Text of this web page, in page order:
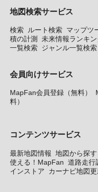
地図検索サービス
検索 ルート検索 マップツ
積の計測
未来情報ランキ
一覧検索 ジャンル一覧検索
会員向けサービス
MapFan会員登録（無料）
料）
コンテンツサービス
最新地図情報 地図から探す
使える！MapFan 道路走行
インストア
カーナビ地図